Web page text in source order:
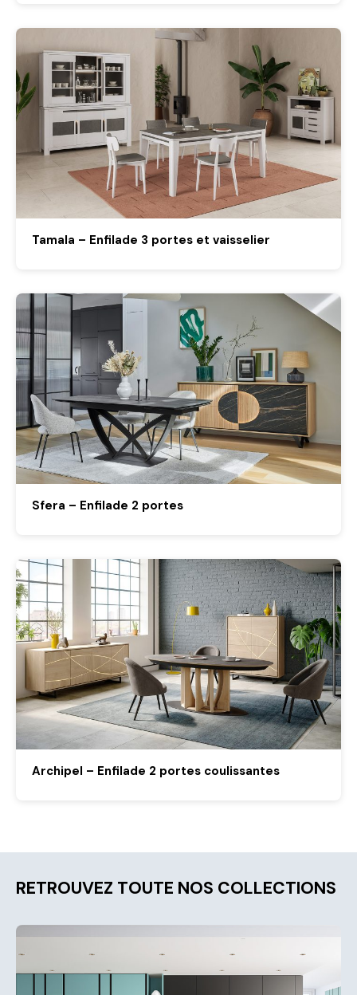
Tamala – Enfilade 3 portes et vaisselier
Sfera – Enfilade 2 portes
Archipel – Enfilade 2 portes coulissantes
RETROUVEZ TOUTE NOS COLLECTIONS